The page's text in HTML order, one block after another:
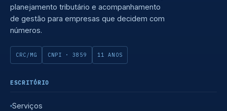
planejamento tributário e acompanhamento
de gestão para empresas que decidem com
números.
CRC/MG CNPI · 3859 11 ANOS
ESCRITÓRIO
Serviços